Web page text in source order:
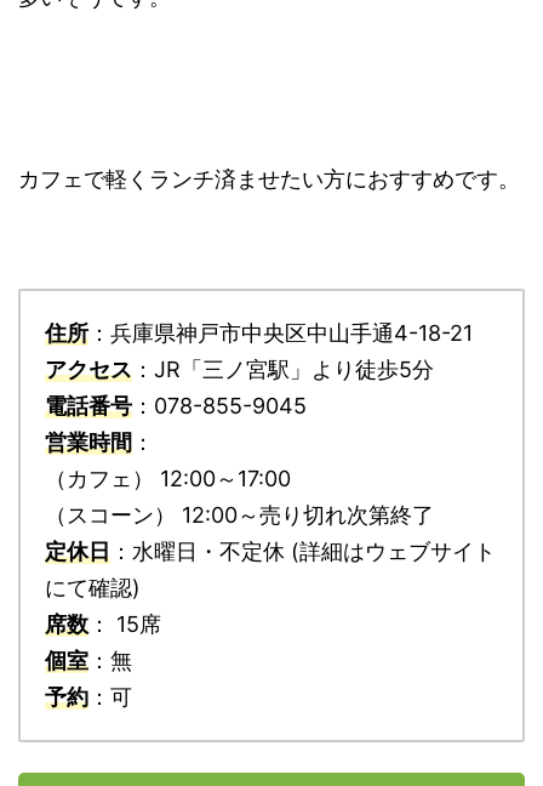
カフェで軽くランチ済ませたい方におすすめです。
住所 ：兵庫県神戸市中央区中山手通4-18-21
アクセス ：JR「三ノ宮駅」より徒歩5分
電話番号 ：078-855-9045
営業時間 ：
（カフェ） 12:00～17:00
（スコーン） 12:00～売り切れ次第終了
定休日 ：水曜日・不定休 (詳細はウェブサイト
にて確認)
席数 ： 15席
個室 ：無
予約 ：可